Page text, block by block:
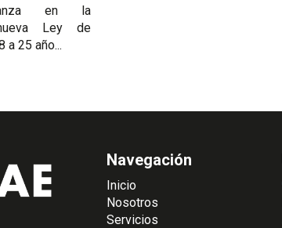
en la
Ley de
a 25 año...
Navegación
Inicio
Nosotros
Servicios